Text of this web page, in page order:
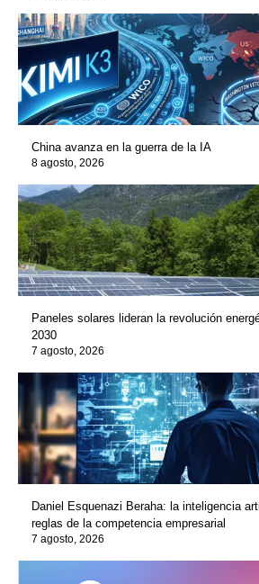
China avanza en la guerra de la IA
8 agosto, 2026
Paneles solares lideran la revolución
2030
7 agosto, 2026
Daniel Esquenazi Beraha: la inteligencia
reglas de la competencia empresarial
7 agosto, 2026